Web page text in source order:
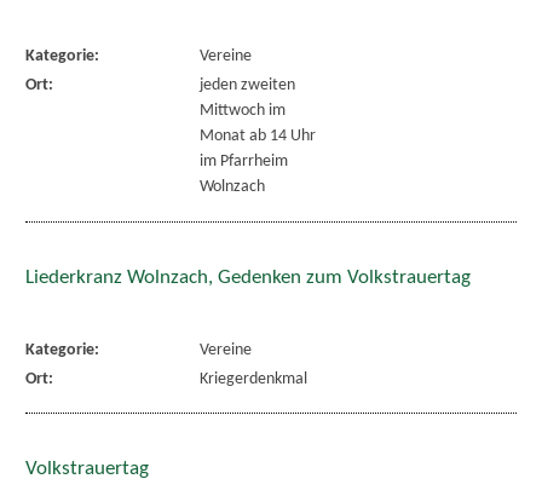
Kategorie:
Vereine
Ort:
jeden zweiten
Mittwoch im
Monat ab 14 Uhr
im Pfarrheim
Wolnzach
Liederkranz Wolnzach, Gedenken zum Volkstrauertag
Kategorie:
Vereine
Ort:
Kriegerdenkmal
Volkstrauertag